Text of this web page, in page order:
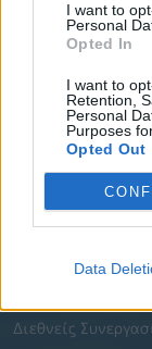
I want to
Personal
Opted In
I want to
Retention,
Personal
Purposes
Opted Out
Data
Δημοτικές
Υπηρεσίες του
Οι Δημοτικές
Χρήσιμα Τηλέφωνα
Ενότητες
Διεθνείς